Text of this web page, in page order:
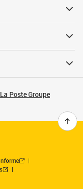
La Poste Groupe